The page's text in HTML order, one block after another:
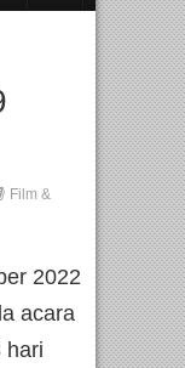
Febby Rastanty,
Film &
2022
acara
hari